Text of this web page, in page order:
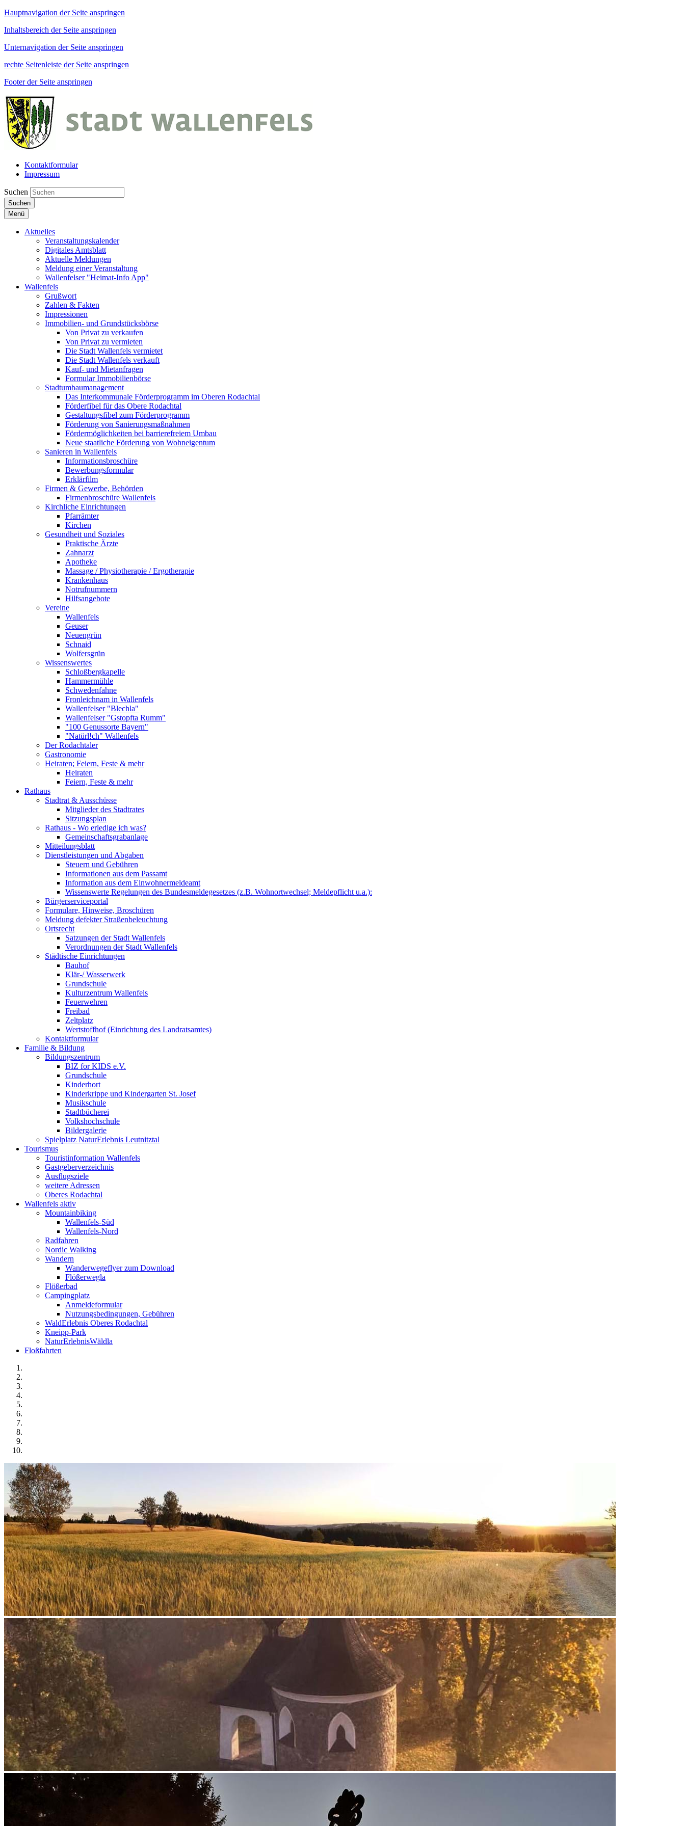
Hauptnavigation der Seite anspringen
Inhaltsbereich der Seite anspringen
Unternavigation der Seite anspringen
rechte Seitenleiste der Seite anspringen
Footer der Seite anspringen
Kontaktformular
Impressum
Suchen
Suchen
Menü
Aktuelles
Veranstaltungskalender
Digitales Amtsblatt
Aktuelle Meldungen
Meldung einer Veranstaltung
Wallenfelser "Heimat-Info App"
Wallenfels
Grußwort
Zahlen & Fakten
Impressionen
Immobilien- und Grundstücksbörse
Von Privat zu verkaufen
Von Privat zu vermieten
Die Stadt Wallenfels vermietet
Die Stadt Wallenfels verkauft
Kauf- und Mietanfragen
Formular Immobilienbörse
Stadtumbaumanagement
Das Interkommunale Förderprogramm im Oberen Rodachtal
Förderfibel für das Obere Rodachtal
Gestaltungsfibel zum Förderprogramm
Förderung von Sanierungsmaßnahmen
Fördermöglichkeiten bei barrierefreiem Umbau
Neue staatliche Förderung von Wohneigentum
Sanieren in Wallenfels
Informationsbroschüre
Bewerbungsformular
Erklärfilm
Firmen & Gewerbe, Behörden
Firmenbroschüre Wallenfels
Kirchliche Einrichtungen
Pfarrämter
Kirchen
Gesundheit und Soziales
Praktische Ärzte
Zahnarzt
Apotheke
Massage / Physiotherapie / Ergotherapie
Krankenhaus
Notrufnummern
Hilfsangebote
Vereine
Wallenfels
Geuser
Neuengrün
Schnaid
Wolfersgrün
Wissenswertes
Schloßbergkapelle
Hammermühle
Schwedenfahne
Fronleichnam in Wallenfels
Wallenfelser "Blechla"
Wallenfelser "Gstopfta Rumm"
"100 Genussorte Bayern"
"Natürl!ch" Wallenfels
Der Rodachtaler
Gastronomie
Heiraten; Feiern, Feste & mehr
Heiraten
Feiern, Feste & mehr
Rathaus
Stadtrat & Ausschüsse
Mitglieder des Stadtrates
Sitzungsplan
Rathaus - Wo erledige ich was?
Gemeinschaftsgrabanlage
Mitteilungsblatt
Dienstleistungen und Abgaben
Steuern und Gebühren
Informationen aus dem Passamt
Information aus dem Einwohnermeldeamt
Wissenswerte Regelungen des Bundesmeldegesetzes (z.B. Wohnortwechsel; Meldepflicht u.a.):
Bürgerserviceportal
Formulare, Hinweise, Broschüren
Meldung defekter Straßenbeleuchtung
Ortsrecht
Satzungen der Stadt Wallenfels
Verordnungen der Stadt Wallenfels
Städtische Einrichtungen
Bauhof
Klär-/ Wasserwerk
Grundschule
Kulturzentrum Wallenfels
Feuerwehren
Freibad
Zeltplatz
Wertstoffhof (Einrichtung des Landratsamtes)
Kontaktformular
Familie & Bildung
Bildungszentrum
BIZ for KIDS e.V.
Grundschule
Kinderhort
Kinderkrippe und Kindergarten St. Josef
Musikschule
Stadtbücherei
Volkshochschule
Bildergalerie
Spielplatz NaturErlebnis Leutnitztal
Tourismus
Touristinformation Wallenfels
Gastgeberverzeichnis
Ausflugsziele
weitere Adressen
Oberes Rodachtal
Wallenfels aktiv
Mountainbiking
Wallenfels-Süd
Wallenfels-Nord
Radfahren
Nordic Walking
Wandern
Wanderwegeflyer zum Download
Flößerwegla
Flößerbad
Campingplatz
Anmeldeformular
Nutzungsbedingungen, Gebühren
WaldErlebnis Oberes Rodachtal
Kneipp-Park
NaturErlebnisWäldla
Floßfahrten